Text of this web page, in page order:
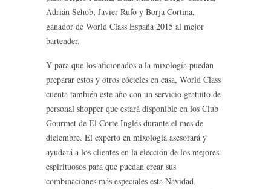
Adrián Sehob, Javier Rufo y Borja Cortina,
ganador de World Class España 2015 al mejor
bartender.
Y para que los aficionados a la mixología puedan
preparar estos y otros cócteles en casa, World Class
cuenta también este año con un servicio gratuito de
personal shopper que estará disponible en los Club
Gourmet de El Corte Inglés durante el mes de
diciembre. El experto en mixología asesorará y
ayudará a los clientes en la elección de los mejores
espirituosos para que puedan crear sus
combinaciones más especiales esta Navidad.